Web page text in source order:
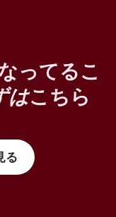
ってるこ
はこちら
る